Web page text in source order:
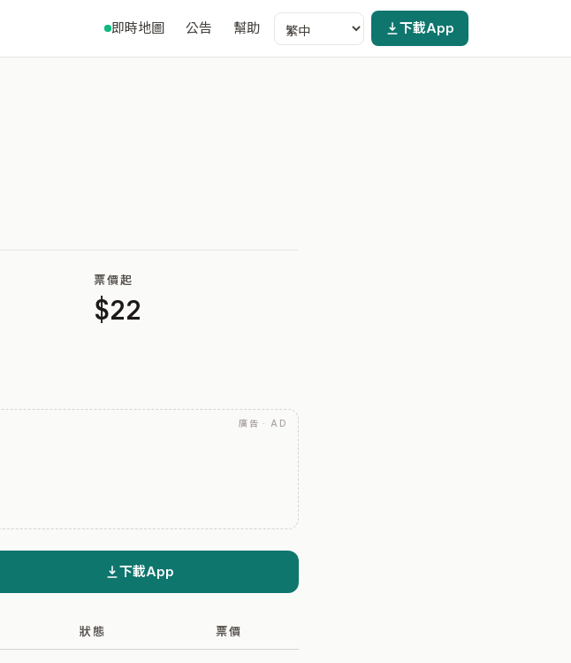
即時地圖 公告 幫助 下載App
票價起
$22
廣告 · AD
下載App
狀態 票價